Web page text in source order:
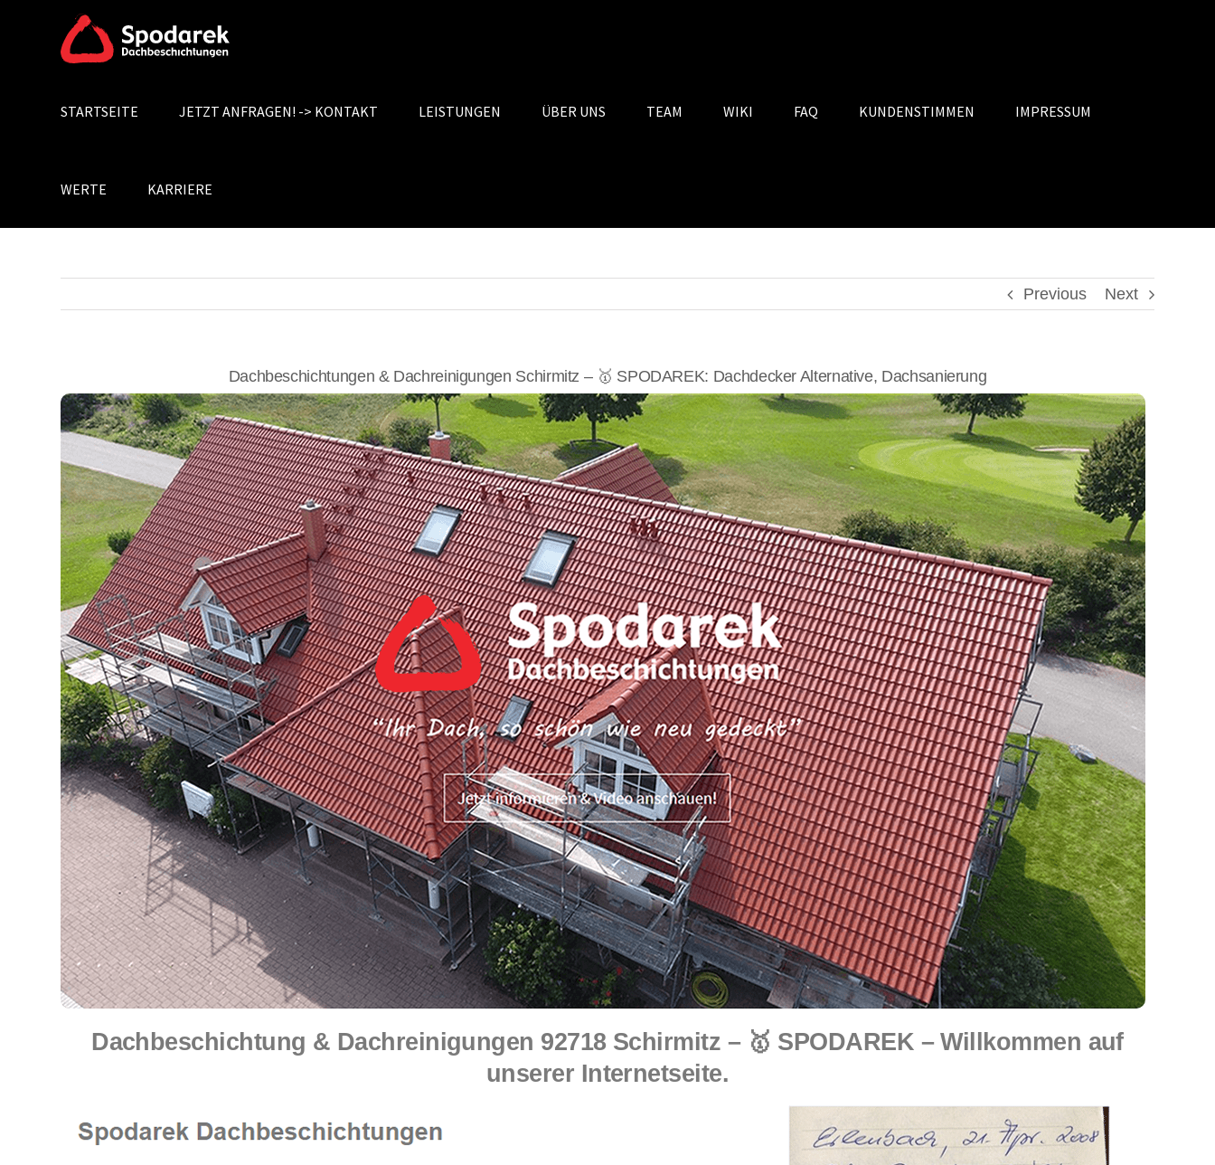
Search
STARTSEITE JETZT ANFRAGEN! -> KONTAKT LEISTUNGEN ÜBER UNS TEAM WIKI FAQ KUNDENSTIMMEN IMPRESSUM
WERTE KARRIERE
Previous Next
Dachbeschichtungen & Dachreinigungen Schirmitz – 🥇 SPODAREK: Dachdecker Alternative, Dachsanierung
Dachbeschichtung & Dachreinigungen 92718 Schirmitz – 🥇 SPODAREK – Willkommen auf
unserer Internetseite.